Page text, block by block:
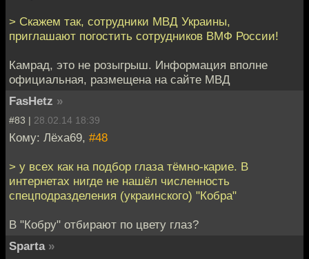
> Скажем так, сотрудники МВД Украины,
приглашают погостить сотрудников ВМФ России!
Камрад, это не розыгрыш. Информация вполне
официальная, размещена на сайте МВД
FasHetz »
#83 | 28.02.14 18:39
Кому: Лёха69, #48
> у всех как на подбор глаза тёмно-карие. В
интернетах нигде не нашёл численность
спецподразделения (украинского) "Кобра"
В "Кобру" отбирают по цвету глаз?
Sparta »